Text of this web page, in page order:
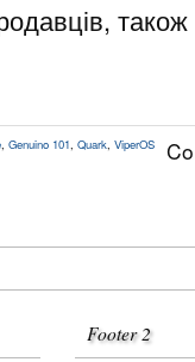
Genuino 101 Quark ViperOS
Footer 2